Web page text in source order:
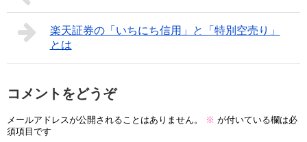
楽天証券の「いちにち信用」と「特別空売り」
とは
コメントをどうぞ
メールアドレスが公開されることはありません。 ※ が付いている欄は必
須項目です